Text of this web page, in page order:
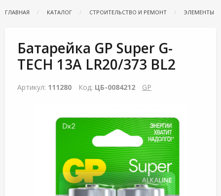
ГЛАВНАЯ КАТАЛОГ СТРОИТЕЛЬСТВО И РЕМОНТ ЭЛЕМЕНТЫ
Батарейка GP Super G-
TECH 13A LR20/373 BL2
Артикул: 111280 Код: ЦБ-0084212 GP